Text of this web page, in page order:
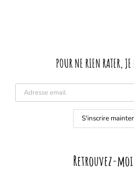
POUR NE RIEN RATER,
Retrouvez-